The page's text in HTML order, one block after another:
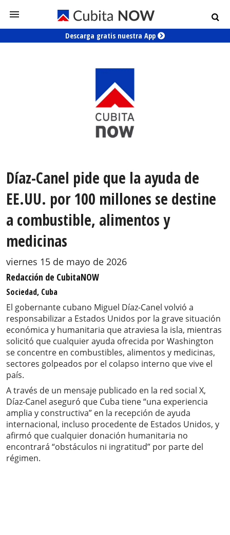
Descarga gratis nuestra App
Díaz-Canel pide que la ayuda de
EE.UU. por 100 millones se destine
a combustible, alimentos y
medicinas
viernes 15 de mayo de 2026
Redacción de CubitaNOW
Sociedad, Cuba
El gobernante cubano Miguel Díaz-Canel volvió a
responsabilizar a Estados Unidos por la grave situación
económica y humanitaria que atraviesa la isla, mientras
solicitó que cualquier ayuda ofrecida por Washington
se concentre en combustibles, alimentos y medicinas,
sectores golpeados por el colapso interno que vive el
país.
A través de un mensaje publicado en la red social X,
Díaz-Canel aseguró que Cuba tiene “una experiencia
amplia y constructiva” en la recepción de ayuda
internacional, incluso procedente de Estados Unidos, y
afirmó que cualquier donación humanitaria no
encontrará “obstáculos ni ingratitud” por parte del
régimen.